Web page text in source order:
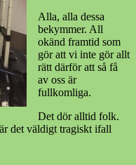
Alla, alla dessa
bekymmer. All
okänd framtid som
gör att vi inte gör allt
rätt därför att så få
av oss är
fullkomliga.
Det dör alltid folk.
det väldigt tragiskt ifall